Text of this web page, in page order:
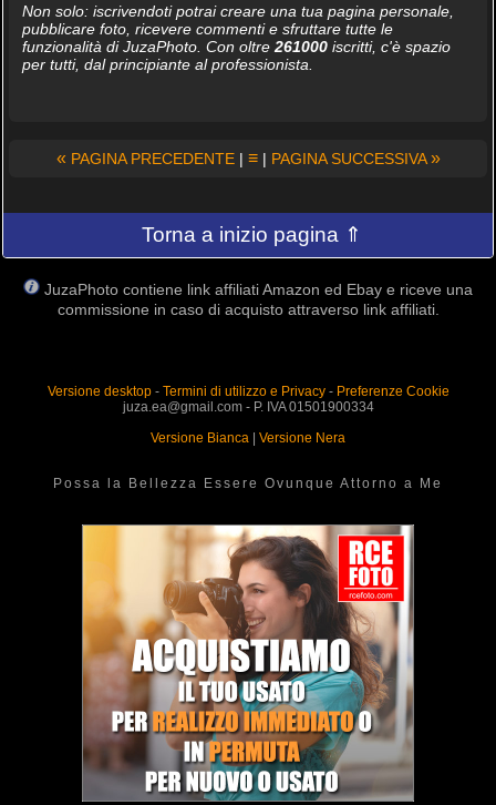
Non solo: iscrivendoti potrai creare una tua pagina personale,
pubblicare foto, ricevere commenti e sfruttare tutte le
funzionalità di JuzaPhoto. Con oltre 261000iscritti, c'è spazio
per tutti, dal principiante al professionista.
« PAGINA PRECEDENTE| ≡| PAGINA SUCCESSIVA»
Torna a inizio pagina ⇑
JuzaPhoto contiene link affiliati Amazon ed Ebay e riceve una
commissione in caso di acquisto attraverso link affiliati.
Versione desktop- Termini di utilizzo e Privacy- Preferenze Cookie
juza.ea@gmail.com - P. IVA 01501900334
Versione Bianca | Versione Nera
Possa la Bellezza Essere Ovunque Attorno a Me